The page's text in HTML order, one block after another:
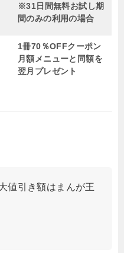
※31日間無料お試し期
間のみの利用の場合
1冊70％OFFクーポン
月額メニューと同額を
翌月プレゼント
値引き額はまんが王